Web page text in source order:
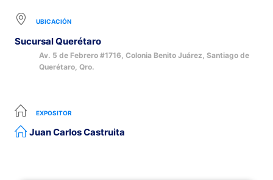
UBICACIÓN
Sucursal Querétaro
Av. 5 de Febrero #1716, Colonia Benito Juárez, Santiago de
Querétaro, Qro.
EXPOSITOR
Juan Carlos Castruita